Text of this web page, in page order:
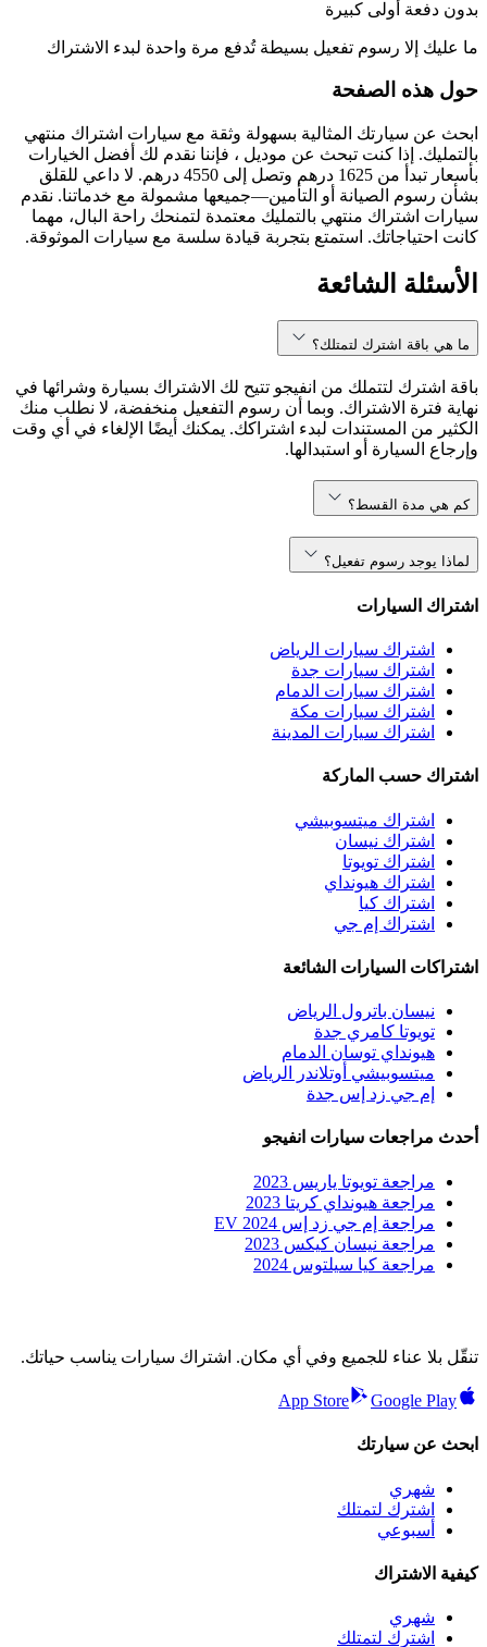
بدون دفعة أولى كبيرة
ما عليك إلا رسوم تفعيل بسيطة تُدفع مرة واحدة لبدء الاشتراك
حول هذه الصفحة
ابحث عن سيارتك المثالية بسهولة وثقة مع سيارات اشتراك منتهي
بالتمليك. إذا كنت تبحث عن موديل ، فإننا نقدم لك أفضل الخيارات
بأسعار تبدأ من 1625 درهم وتصل إلى 4550 درهم. لا داعي للقلق
بشأن رسوم الصيانة أو التأمين—جميعها مشمولة مع خدماتنا. نقدم
سيارات اشتراك منتهي بالتمليك معتمدة لتمنحك راحة البال، مهما
كانت احتياجاتك. استمتع بتجربة قيادة سلسة مع سيارات الموثوقة.
الأسئلة الشائعة
ما هي باقة اشترك لتمتلك؟
باقة اشترك لتتملك من انفيجو تتيح لك الاشتراك بسيارة وشرائها في
نهاية فترة الاشتراك. وبما أن رسوم التفعيل منخفضة، لا نطلب منك
الكثير من المستندات لبدء اشتراكك. يمكنك أيضًا الإلغاء في أي وقت
وإرجاع السيارة أو استبدالها.
كم هي مدة القسط؟
لماذا يوجد رسوم تفعيل؟
اشتراك السيارات
اشتراك سيارات الرياض
اشتراك سيارات جدة
اشتراك سيارات الدمام
اشتراك سيارات مكة
اشتراك سيارات المدينة
اشتراك حسب الماركة
اشتراك ميتسوبيشي
اشتراك نيسان
اشتراك تويوتا
اشتراك هيونداي
اشتراك كيا
اشتراك إم جي
اشتراكات السيارات الشائعة
نيسان باترول الرياض
تويوتا كامري جدة
هيونداي توسان الدمام
ميتسوبيشي أوتلاندر الرياض
إم جي زد إس جدة
أحدث مراجعات سيارات انفيجو
مراجعة تويوتا ياريس 2023
مراجعة هيونداي كريتا 2023
مراجعة إم جي زد إس EV 2024
مراجعة نيسان كيكس 2023
مراجعة كيا سيلتوس 2024
تنقّل بلا عناء للجميع وفي أي مكان. اشتراك سيارات يناسب حياتك.
App Store Google Play
ابحث عن سيارتك
شهري
اشترك لتمتلك
أسبوعي
كيفية الاشتراك
شهري
اشترك لتمتلك